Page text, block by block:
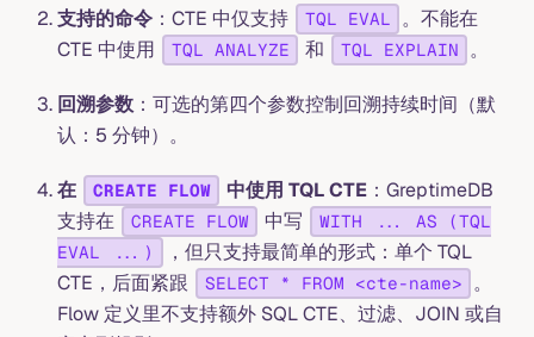
支持的命令 ：CTE 中仅支持 TQL EVAL
。不能在
CTE 中使用
TQL ANALYZE 和 TQL EXPLAIN 。
回溯参数 ：可选的第四个参数控制回溯持续时间（默
认：5 分钟）。
在 CREATE FLOW 中使用 TQL CTE ：GreptimeDB
支持在
CREATE FLOW 中写
WITH ... AS (TQL
EVAL ...)
，但只支持最简单的形式：单个 TQL
CTE，后面紧跟
SELECT * FROM <cte-name>
。
Flow 定义里不支持额外 SQL CTE、过滤、JOIN 或自